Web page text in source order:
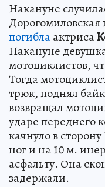
Накануне
Дорогомиловская
погиблаактриса
Накануне
мотоциклистов,
Тогда
трюк, поднял
возвращал
ударе переднего
качнуло в
ног и на 10 м.
асфальту. Она
задержали.